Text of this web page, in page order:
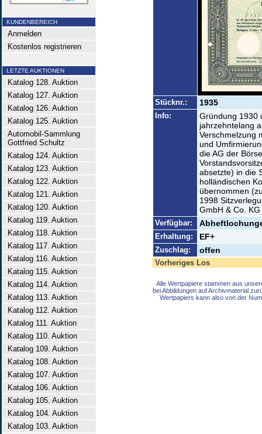
KUNDENBEREICH
Anmelden
Kostenlos registrieren
LETZTE AUKTIONEN
Katalog 128. Auktion
Katalog 127. Auktion
Katalog 126. Auktion
Katalog 125. Auktion
Automobil-Sammlung
Gottfried Schultz
Katalog 124. Auktion
Katalog 123. Auktion
Katalog 122. Auktion
Katalog 121. Auktion
Katalog 120. Auktion
Katalog 119. Auktion
Katalog 118. Auktion
Katalog 117. Auktion
Katalog 116. Auktion
Katalog 115. Auktion
Katalog 114. Auktion
Katalog 113. Auktion
Katalog 112. Auktion
Katalog 111. Auktion
Katalog 110. Auktion
Katalog 109. Auktion
Katalog 108. Auktion
Katalog 107. Auktion
Katalog 106. Auktion
Katalog 105. Auktion
Katalog 104. Auktion
Katalog 103. Auktion
Stücknr.: 1935
Info:
Gründung 1930
jahrzehntelang
Verschmelzung
und
die AG der
absetzte) in die
holländischen
übernommen
1998
GmbH & Co.
Verfügbar:
Erhaltung: EF+
Zuschlag: offen
Vorheriges Los
Alle Wertpapiere stammen aus
bei Abbildungen auf Archivmaterial
Wertpapiers kann also von der